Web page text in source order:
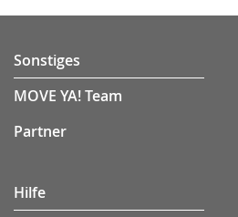
Sonstiges
MOVE YA! Team
Partner
Hilfe